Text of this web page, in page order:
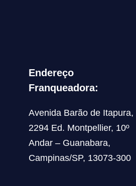
Endereço
Franqueadora:
Avenida Barão de Itapura,
2294 Ed. Montpellier, 10º
Andar – Guanabara,
Campinas/SP, 13073-300